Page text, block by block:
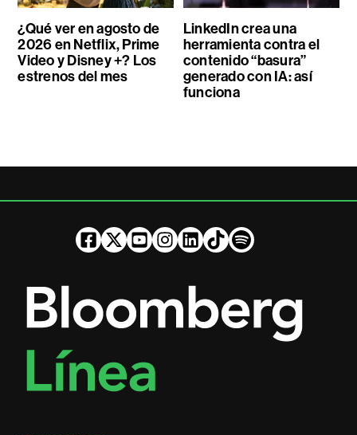
¿Qué ver en agosto de
2026 en Netflix, Prime
Video y Disney +? Los
estrenos del mes
LinkedIn crea una
herramienta contra el
contenido “basura”
generado con IA: así
funciona